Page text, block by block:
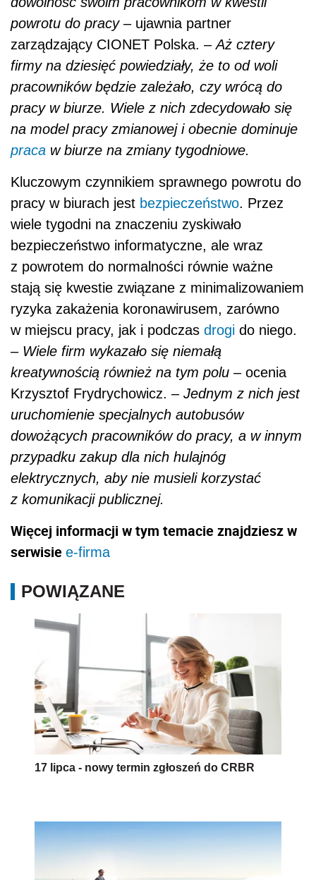
pracy w biurach jest
wiele tygodni na znaczeniu zyskiwało
bezpieczeństwo informatyczne, ale wraz
z powrotem do normalności równie ważne
stają się kwestie związane z minimalizowaniem
ryzyka zakażenia koronawirusem, zarówno
w miejscu pracy, jak i podczas
do niego.
–
Wiele firm wykazało się niemałą
kreatywnością również na tym polu –ocenia
Krzysztof Frydrychowicz. –Jednym z nich jest
uruchomienie specjalnych autobusów
dowożących pracowników do pracy, a w innym
przypadku zakup dla nich hulajnóg
elektrycznych, aby nie musieli korzystać
z komunikacji publicznej.
Więcej informacji w tym temacie znajdziesz w
serwisie
e-firma
POWIĄZANE